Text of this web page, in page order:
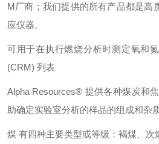
M厂商；我们提供的所有产品都是高
应仪器。
可用于在执行燃烧分析时测定氧和
(CRM) 列表
Alpha Resources® 提供各种煤炭和
助确定实验室分析的样品的组成和杂质
煤 有四种主要类型或等级：褐煤、次